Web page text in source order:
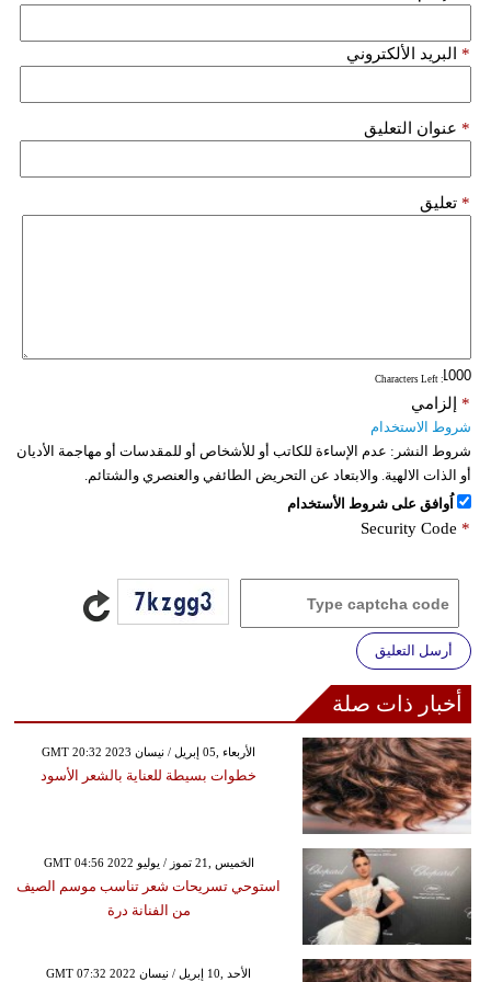
البريد الألكتروني *
عنوان التعليق *
تعليق *
: Characters Left
إلزامي *
شروط الاستخدام
شروط النشر: عدم الإساءة للكاتب أو للأشخاص أو للمقدسات أو مهاجمة الأديان
أو الذات الالهية. والابتعاد عن التحريض الطائفي والعنصري والشتائم.
اُوافق على شروط الأستخدام
Security Code *
أرسل التعليق
أخبار ذات صلة
GMT 20:32 2023 الأربعاء ,05 إبريل / نيسان
خطوات بسيطة للعناية بالشعر الأسود
GMT 04:56 2022 الخميس ,21 تموز / يوليو
استوحي تسريحات شعر تناسب موسم الصيف
من الفنانة درة
GMT 07:32 2022 الأحد ,10 إبريل / نيسان